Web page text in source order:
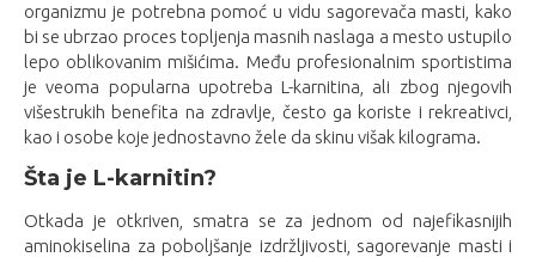
organizmu je potrebna pomoć u vidu sagorevača masti, kako
bi se ubrzao proces topljenja masnih naslaga a mesto ustupilo
lepo oblikovanim mišićima. Među profesionalnim sportistima
je veoma popularna upotreba L-karnitina, ali zbog njegovih
višestrukih benefita na zdravlje, često ga koriste i rekreativci,
kao i osobe koje jednostavno žele da skinu višak kilograma.
Šta je L-karnitin?
Otkada je otkriven, smatra se za jednom od najefikasnijih
aminokiselina za poboljšanje izdržljivosti, sagorevanje masti i